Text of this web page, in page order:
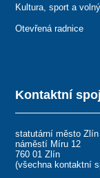
Kontaktní
statutární město Zlín
náměstí Míru 12
760 01 Zlín
(všechna kontaktní
Kultura, sport a
Otevřená radnice